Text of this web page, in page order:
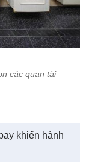
các quan tài
khiến hành